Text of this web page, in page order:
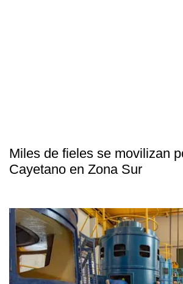
Miles de fieles se movilizan
Cayetano en Zona Sur